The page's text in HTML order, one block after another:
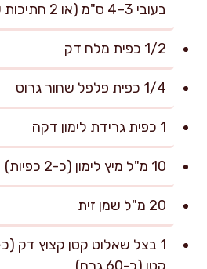
בעובי 3–4 ס"מ (או 2 חתיכות שוות)
1/2 כפית מלח דק
1/4 כפית פלפל שחור גרוס
1 כפית גרידת לימון דקה
10 מ"ל מיץ לימון (כ-2 כפיות)
20 מ"ל שמן זית